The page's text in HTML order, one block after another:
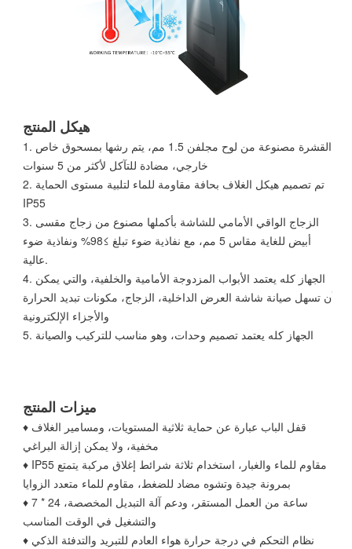
هيكل المنتج
1. القشرة مصنوعة من لوح مجلفن 1.5 مم، يتم رشها بمسحوق خاص
خارجي، مضادة للتآكل لأكثر من 5 سنوات
2. تم تصميم هيكل الغلاف بحافة مقاومة للماء لتلبية مستوى الحماية
IP55
3. الزجاج الواقي الأمامي للشاشة بأكملها مصنوع من زجاج مقسى
أبيض للغاية مقاس 5 مم، مع نفاذية ضوء تبلغ ≥98% ونفاذية ضوء
عالية.
4. الجهاز كله يعتمد الأبواب المزدوجة الأمامية والخلفية، والتي يمكن
أن تسهل صيانة شاشة العرض الداخلية، الزجاج، مكونات تبديد الحرارة
والأجزاء الإلكترونية
5. الجهاز كله يعتمد تصميم وحدات، وهو مناسب للتركيب والصيانة
ميزات المنتج
♦ قفل الباب عبارة عن حماية ثلاثية المستويات، ومسامير الغلاف
مخفية، ولا يمكن إزالة البراغي
♦ IP55 مقاوم للماء والغبار، استخدام ثلاثة شرائط إغلاق مركبة يتمتع
بمرونة جيدة وتشوه مضاد للضغط، مقاوم للماء متعدد الزوايا
♦ 7 * 24 ساعة من العمل المستقر، ودعم آلة التبديل المخصصة،
والتشغيل في الوقت المناسب
♦ نظام التحكم في درجة حرارة هواء العادم للتبريد والتدفئة الذكي